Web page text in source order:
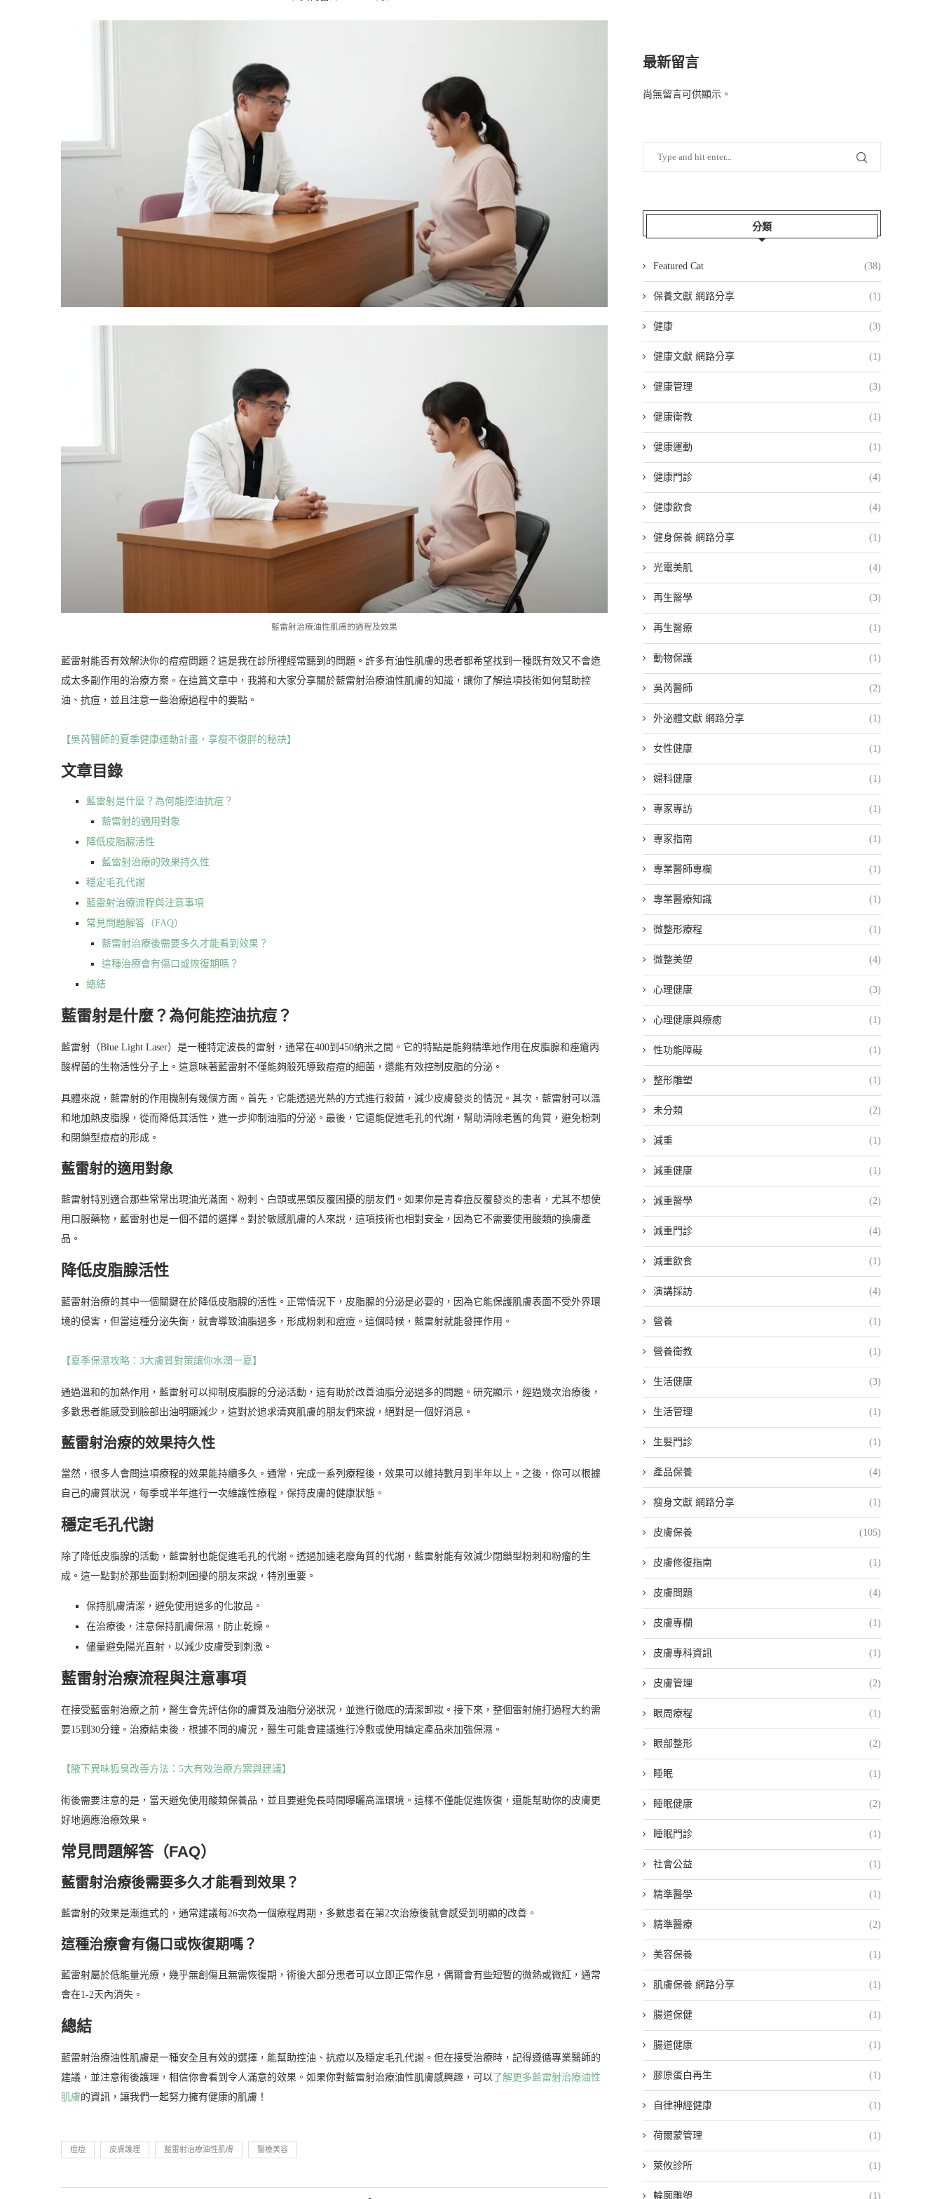
藍雷射治療油性肌膚的過程及效果
藍雷射能否有效解決你的痘痘問題？這是我在診所裡經常聽到的問題。許多有油性肌膚的患者都希望找到一種既有效又不會造
成太多副作用的治療方案。在這篇文章中，我將和大家分享關於藍雷射治療油性肌膚的知識，讓你了解這項技術如何幫助控
油、抗痘，並且注意一些治療過程中的要點。
【吳芮醫師的夏季健康運動計畫，享瘦不復胖的秘訣】
文章目錄
藍雷射是什麼？為何能控油抗痘？
藍雷射的適用對象
降低皮脂腺活性
藍雷射治療的效果持久性
穩定毛孔代謝
藍雷射治療流程與注意事項
常見問題解答（FAQ）
藍雷射治療後需要多久才能看到效果？
這種治療會有傷口或恢復期嗎？
總結
藍雷射是什麼？為何能控油抗痘？
藍雷射（Blue Light Laser）是一種特定波長的雷射，通常在400到450納米之間。它的特點是能夠精準地作用在皮脂腺和痤瘡丙
酸桿菌的生物活性分子上。這意味著藍雷射不僅能夠殺死導致痘痘的細菌，還能有效控制皮脂的分泌。
具體來說，藍雷射的作用機制有幾個方面。首先，它能透過光熱的方式進行殺菌，減少皮膚發炎的情況。其次，藍雷射可以溫
和地加熱皮脂腺，從而降低其活性，進一步抑制油脂的分泌。最後，它還能促進毛孔的代謝，幫助清除老舊的角質，避免粉刺
和閉鎖型痘痘的形成。
藍雷射的適用對象
藍雷射特別適合那些常常出現油光滿面、粉刺、白頭或黑頭反覆困擾的朋友們。如果你是青春痘反覆發炎的患者，尤其不想使
用口服藥物，藍雷射也是一個不錯的選擇。對於敏感肌膚的人來說，這項技術也相對安全，因為它不需要使用酸類的換膚產
品。
降低皮脂腺活性
藍雷射治療的其中一個關鍵在於降低皮脂腺的活性。正常情況下，皮脂腺的分泌是必要的，因為它能保護肌膚表面不受外界環
境的侵害，但當這種分泌失衡，就會導致油脂過多，形成粉刺和痘痘。這個時候，藍雷射就能發揮作用。
【夏季保濕攻略：3大膚質對策讓你水潤一夏】
通過溫和的加熱作用，藍雷射可以抑制皮脂腺的分泌活動，這有助於改善油脂分泌過多的問題。研究顯示，經過幾次治療後，
多數患者能感受到臉部出油明顯減少，這對於追求清爽肌膚的朋友們來說，絕對是一個好消息。
藍雷射治療的效果持久性
當然，很多人會問這項療程的效果能持續多久。通常，完成一系列療程後，效果可以維持數月到半年以上。之後，你可以根據
自己的膚質狀況，每季或半年進行一次維護性療程，保持皮膚的健康狀態。
穩定毛孔代謝
除了降低皮脂腺的活動，藍雷射也能促進毛孔的代謝。透過加速老廢角質的代謝，藍雷射能有效減少閉鎖型粉刺和粉瘤的生
成。這一點對於那些面對粉刺困擾的朋友來說，特別重要。
保持肌膚清潔，避免使用過多的化妝品。
在治療後，注意保持肌膚保濕，防止乾燥。
儘量避免陽光直射，以減少皮膚受到刺激。
藍雷射治療流程與注意事項
在接受藍雷射治療之前，醫生會先評估你的膚質及油脂分泌狀況，並進行徹底的清潔卸妝。接下來，整個雷射施打過程大約需
要15到30分鐘。治療結束後，根據不同的膚況，醫生可能會建議進行冷敷或使用鎮定產品來加強保濕。
【腋下異味狐臭改善方法：5大有效治療方案與建議】
術後需要注意的是，當天避免使用酸類保養品，並且要避免長時間曝曬高溫環境。這樣不僅能促進恢復，還能幫助你的皮膚更
好地適應治療效果。
常見問題解答（FAQ）
藍雷射治療後需要多久才能看到效果？
藍雷射的效果是漸進式的，通常建議每26次為一個療程周期，多數患者在第2次治療後就會感受到明顯的改善。
這種治療會有傷口或恢復期嗎？
藍雷射屬於低能量光療，幾乎無創傷且無需恢復期，術後大部分患者可以立即正常作息，偶爾會有些短暫的微熱或微紅，通常
會在1-2天內消失。
總結
藍雷射治療油性肌膚是一種安全且有效的選擇，能幫助控油、抗痘以及穩定毛孔代謝。但在接受治療時，記得遵循專業醫師的
建議，並注意術後護理，相信你會看到令人滿意的效果。如果你對藍雷射治療油性肌膚感興趣，可以了解更多藍雷射治療油性
肌膚的資訊，讓我們一起努力擁有健康的肌膚！
痘痘 皮膚護理 藍雷射治療油性肌膚 醫療美容
最新留言
尚無留言可供顯示。
分類
Featured Cat (38)
保養文獻 網路分享 (1)
健康 (3)
健康文獻 網路分享 (1)
健康管理 (3)
健康衛教 (1)
健康運動 (1)
健康門診 (4)
健康飲食 (4)
健身保養 網路分享 (1)
光電美肌 (4)
再生醫學 (3)
再生醫療 (1)
動物保護 (1)
吳芮醫師 (2)
外泌體文獻 網路分享 (1)
女性健康 (1)
婦科健康 (1)
專家專訪 (1)
專家指南 (1)
專業醫師專欄 (1)
專業醫療知識 (1)
微整形療程 (1)
微整美塑 (4)
心理健康 (3)
心理健康與療癒 (1)
性功能障礙 (1)
整形雕塑 (1)
未分類 (2)
減重 (1)
減重健康 (1)
減重醫學 (2)
減重門診 (4)
減重飲食 (1)
演講採訪 (4)
營養 (1)
營養衛教 (1)
生活健康 (3)
生活管理 (1)
生髮門診 (1)
產品保養 (4)
瘦身文獻 網路分享 (1)
皮膚保養 (105)
皮膚修復指南 (1)
皮膚問題 (4)
皮膚專欄 (1)
皮膚專科資訊 (1)
皮膚管理 (2)
眼周療程 (1)
眼部整形 (2)
睡眠 (1)
睡眠健康 (2)
睡眠門診 (1)
社會公益 (1)
精準醫學 (1)
精準醫療 (2)
美容保養 (1)
肌膚保養 網路分享 (1)
腸道保健 (1)
腸道健康 (1)
膠原蛋白再生 (1)
自律神經健康 (1)
荷爾蒙管理 (1)
萊攸診所 (1)
輪廓雕塑 (1)